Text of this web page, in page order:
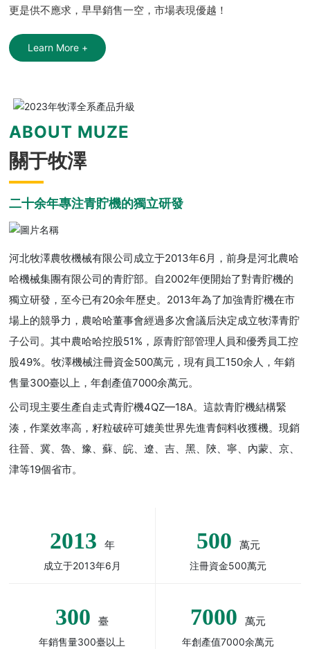
更是供不應求，早早銷售一空，市場表現優越！
Learn More +
ABOUT MUZE
關于牧澤
二十余年專注青貯機的獨立研發
河北牧澤農牧機械有限公司成立于2013年6月，前身是河北農哈
哈機械集團有限公司的青貯部。自2002年便開始了對青貯機的
獨立研發，至今已有20余年歷史。2013年為了加強青貯機在市
場上的競爭力，農哈哈董事會經過多次會議后決定成立牧澤青貯
子公司。其中農哈哈控股51%，原青貯部管理人員和優秀員工控
股49%。牧澤機械注冊資金500萬元，現有員工150余人，年銷
售量300臺以上，年創產值7000余萬元。
公司現主要生產自走式青貯機4QZ—18A。這款青貯機結構緊
湊，作業效率高，籽粒破碎可媲美世界先進青飼料收獲機。現銷
往晉、冀、魯、豫、蘇、皖、遼、吉、黑、陜、寧、內蒙、京、
津等19個省市。
2013 年
成立于2013年6月
500 萬元
注冊資金500萬元
300 臺
年銷售量300臺以上
7000 萬元
年創產值7000余萬元